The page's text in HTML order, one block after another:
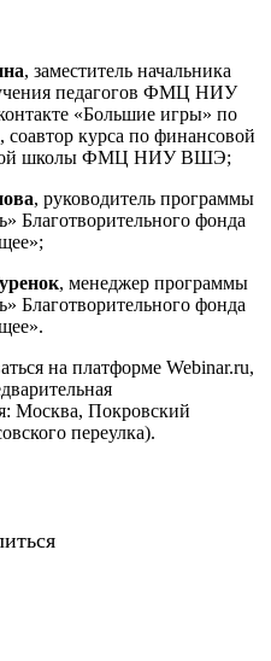
, заместитель начальника
педагогов ФМЦ НИУ
«Большие игры» по
курса по финансовой
школы ФМЦ НИУ ВШЭ;
, руководитель программы
Благотворительного фонда
, менеджер программы
Благотворительного фонда
на платформе Webinar.ru,
Москва, Покровский
переулка).